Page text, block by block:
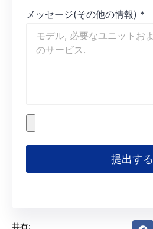
メッセージ(その他の情報) *
提出する
共有: